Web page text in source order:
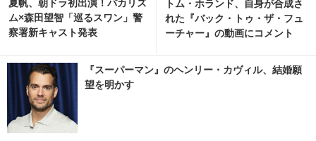
夏帆、朝ドラ初出演！バカリズ
ム×森田望智「巡るスワン」警
察署新キャスト発表
トム・ホランド、自身が合成さ
れた『バック・トゥ・ザ・フュ
ーチャー』の動画にコメント
『スーパーマン』のヘンリー・カヴィル、結婚願
望を明かす